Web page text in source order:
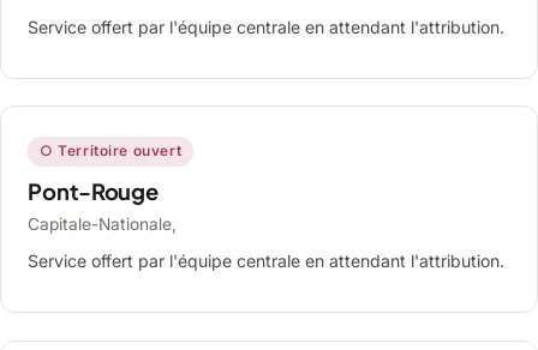
Service offert par l'équipe centrale en attendant l'attribution.
○ Territoire ouvert
Pont-Rouge
Capitale-Nationale,
Service offert par l'équipe centrale en attendant l'attribution.